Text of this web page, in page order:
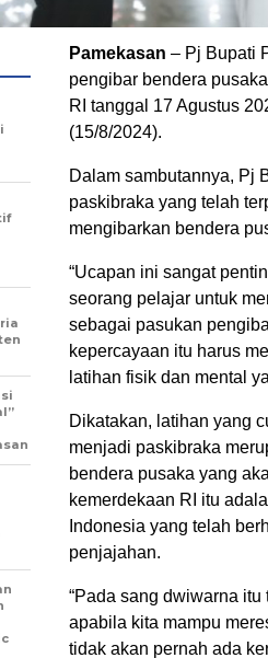
Pamekasan – Pj Bupati
pengibar bendera
RI tanggal 17 Agustus
(15/8/2024).
Dalam sambutannya, Pj
paskibraka yang telah
mengibarkan bendera
“Ucapan ini sangat
seorang pelajar untuk
sebagai pasukan
kepercayaan itu harus
latihan fisik dan mental
Dikatakan, latihan yang
menjadi paskibraka
bendera pusaka yang
kemerdekaan RI itu
Indonesia yang telah
penjajahan.
“Pada sang dwiwarna
apabila kita mampu
tidak akan pernah ada